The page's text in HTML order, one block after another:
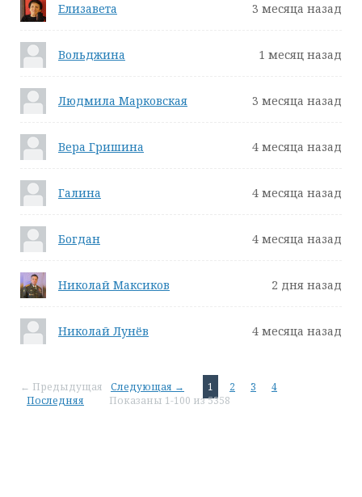
Елизавета 3 месяца назад
Вольджина 1 месяц назад
Людмила Марковская 3 месяца назад
Вера Гришина 4 месяца назад
Галина 4 месяца назад
Богдан 4 месяца назад
Николай Максиков 2 дня назад
Николай Лунёв 4 месяца назад
← Предыдущая Следующая → 1 2 3
4
Последняя
Показаны 1-100 из 5358